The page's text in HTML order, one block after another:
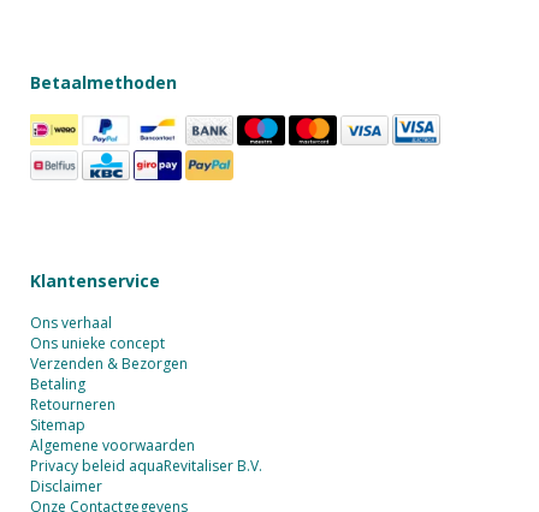
Betaalmethoden
Klantenservice
Ons verhaal
Ons unieke concept
Verzenden & Bezorgen
Betaling
Retourneren
Sitemap
Algemene voorwaarden
Privacy beleid aquaRevitaliser B.V.
Disclaimer
Onze Contactgegevens